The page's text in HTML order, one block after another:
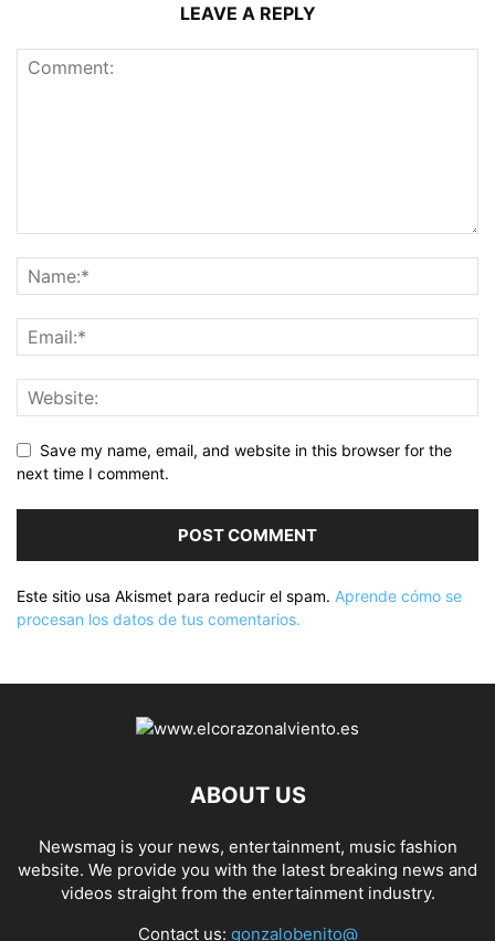
LEAVE A REPLY
Save my name, email, and website in this browser for the
next time I comment.
Este sitio usa Akismet para reducir el spam. Aprende cómo se
procesan los datos de tus comentarios.
ABOUT US
Newsmag is your news, entertainment, music fashion
website. We provide you with the latest breaking news and
videos straight from the entertainment industry.
Contact us: gonzalobenito@